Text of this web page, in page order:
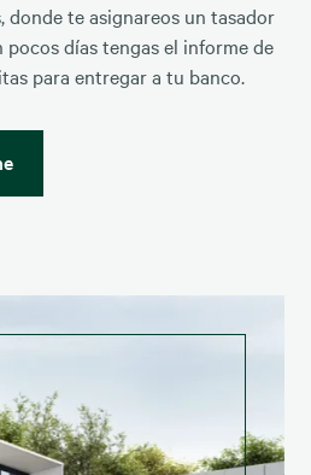
donde te asignareos un tasador
días tengas el informe de
para entregar a tu banco.